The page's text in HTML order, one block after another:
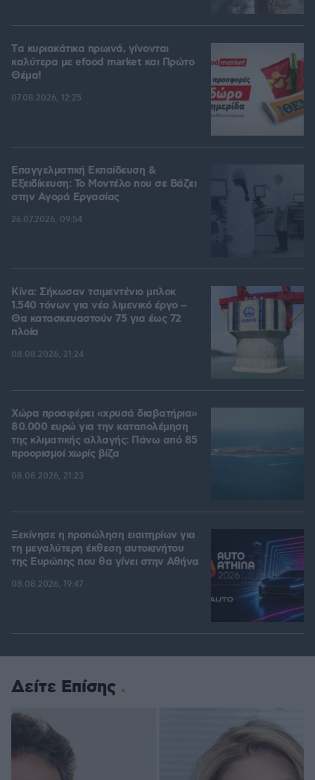
Tα κυριακάτικα πρωινά, γίνονται
καλύτερα με efood market και Πρώτο
Θέμα!
07.08.2026, 12:25
Επαγγελματική Εκπαίδευση &
Εξειδίκευση: Το Mοντέλο που σε Bάζει
στην Aγορά Eργασίας
26.07.2026, 09:54
Κίνα: Σήκωσαν τσιμεντένιο μπλοκ
1.540 τόνων για νέο λιμενικό έργο –
Θα κατασκευαστούν 75 για έως 72
πλοία
08.08.2026, 21:24
Χώρα προσφέρει «χρυσά διαβατήρια»
80.000 ευρώ για την καταπολέμηση
της κλιματικής αλλαγής: Πάνω από 85
προορισμοί χωρίς βίζα
08.08.2026, 21:23
Ξεκίνησε η προπώληση εισιτηρίων για
τη μεγαλύτερη έκθεση αυτοκινήτου
της Ευρώπης που θα γίνει στην Αθήνα
08.08.2026, 19:47
Δείτε Επίσης